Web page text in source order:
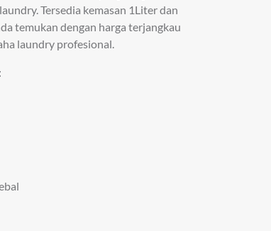
Tersedia kemasan 1Liter dan
temukan dengan harga terjangkau
laundry profesional.